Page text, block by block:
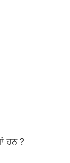
ਹਨ ?